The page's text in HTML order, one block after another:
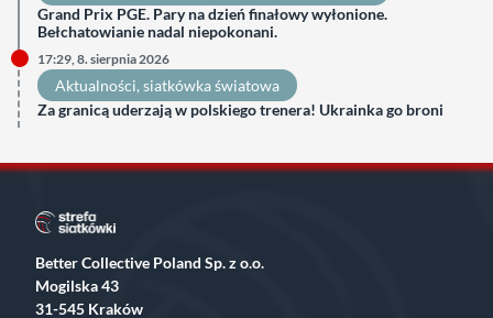
Grand Prix PGE. Pary na dzień finałowy wyłonione.
Bełchatowianie nadal niepokonani.
17:29, 8. sierpnia 2026
Aktualności, siatkówka światowa
Za granicą uderzają w polskiego trenera! Ukrainka go broni
Better Collective Poland Sp. z o.o.
Mogilska 43
31-545 Kraków